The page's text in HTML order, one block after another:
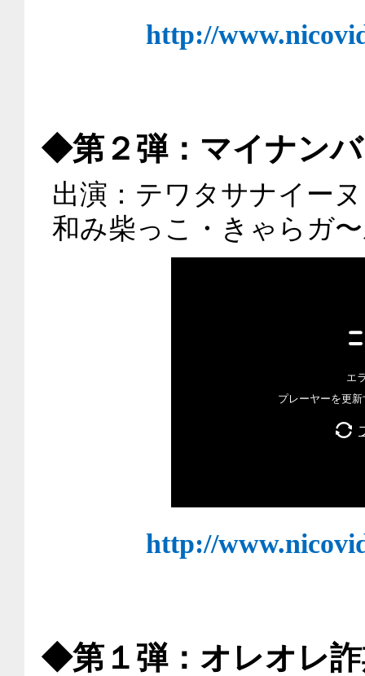
http://
◆第２弾：マイナン
出演：テワタサナイー
和み柴っこ・きゃらガ
http://
◆第１弾：オレオレ